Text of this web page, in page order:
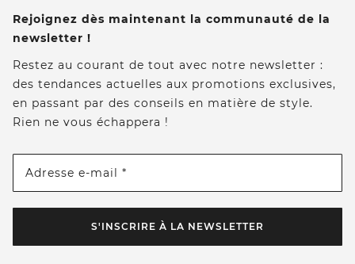
Rejoignez dès maintenant la communauté de la
newsletter !
Restez au courant de tout avec notre newsletter :
des tendances actuelles aux promotions exclusives,
en passant par des conseils en matière de style.
Rien ne vous échappera !
Adresse e-mail *
S'INSCRIRE À LA NEWSLETTER